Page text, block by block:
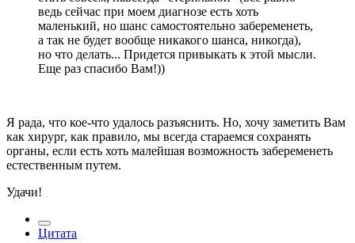
ведь сейчас при моем диагнозе есть хоть
маленький, но шанс самостоятельно забеременеть,
а так не будет вообще никакого шанса, никогда),
но что делать... Придется привыкать к этой мысли.
Еще раз спасибо Вам!))
Я рада, что кое-что удалось разъяснить. Но, хочу заметить Вам
как хирург, как правило, мы всегда стараемся сохранять
органы, если есть хоть малейшая возможность забеременеть
естественным путем.
Удачи!
Цитата